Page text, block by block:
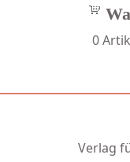
0
Verlag